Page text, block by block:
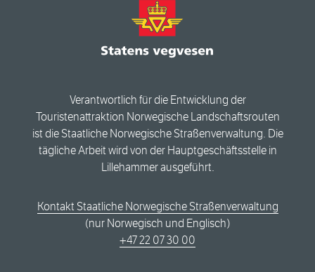
Verantwortlich für die Entwicklung der
Touristenattraktion Norwegische Landschaftsrouten
ist die Staatliche Norwegische Straßenverwaltung. Die
tägliche Arbeit wird von der Hauptgeschäftsstelle in
Lillehammer ausgeführt.
Kontakt Staatliche Norwegische Straßenverwaltung
(nur Norwegisch und Englisch)
+47 22 07 30 00